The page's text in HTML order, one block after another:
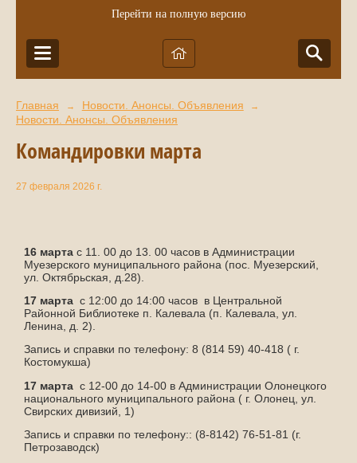
Перейти на полную версию
Главная → Новости. Анонсы. Объявления →
Новости. Анонсы. Объявления
Командировки марта
27 февраля 2026 г.
16 марта с 11. 00 до 13. 00 часов в Администрации
Муезерского муниципального района (пос. Муезерский,
ул. Октябрьская, д.28).
17 марта с 12:00 до 14:00 часов в Центральной
Районной Библиотеке п. Калевала (п. Калевала, ул.
Ленина, д. 2).
Запись и справки по телефону: 8 (814 59) 40-418 ( г.
Костомукша)
17 марта с 12-00 до 14-00 в Администрации Олонецкого
национального муниципального района ( г. Олонец, ул.
Свирских дивизий, 1)
Запись и справки по телефону:: (8-8142) 76-51-81 (г.
Петрозаводск)